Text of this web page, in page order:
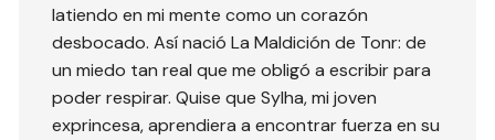
latiendo en mi mente como un corazón
desbocado. Así nació La Maldición de Tonr: de
un miedo tan real que me obligó a escribir para
poder respirar. Quise que Sylha, mi joven
exprincesa, aprendiera a encontrar fuerza en su